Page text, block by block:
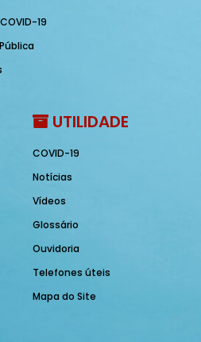
19
UTILIDADE
COVID-19
Notícias
Vídeos
Glossário
Ouvidoria
Telefones úteis
Mapa do Site